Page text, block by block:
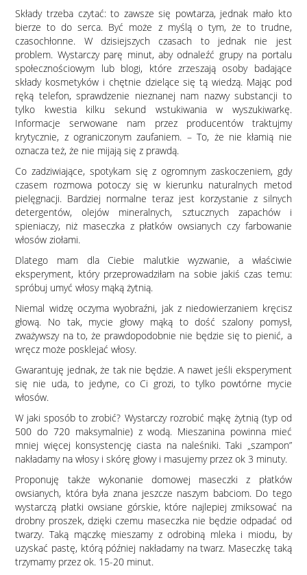
Składy trzeba czytać: to zawsze się powtarza, jednak mało kto
bierze to do serca. Być może z myślą o tym, że to trudne,
czasochłonne. W dzisiejszych czasach to jednak nie jest
problem. Wystarczy parę minut, aby odnaleźć grupy na portalu
społecznościowym lub blogi, które zrzeszają osoby badające
składy kosmetyków i chętnie dzielące się tą wiedzą. Mając pod
ręką telefon, sprawdzenie nieznanej nam nazwy substancji to
tylko kwestia kilku sekund wstukiwania w wyszukiwarkę.
Informacje serwowane nam przez producentów traktujmy
krytycznie, z ograniczonym zaufaniem. – To, że nie kłamią nie
oznacza też, że nie mijają się z prawdą.
Co zadziwiające, spotykam się z ogromnym zaskoczeniem, gdy
czasem rozmowa potoczy się w kierunku naturalnych metod
pielęgnacji. Bardziej normalne teraz jest korzystanie z silnych
detergentów, olejów mineralnych, sztucznych zapachów i
spieniaczy, niż maseczka z płatków owsianych czy farbowanie
włosów ziołami.
Dlatego mam dla Ciebie malutkie wyzwanie, a właściwie
eksperyment, który przeprowadziłam na sobie jakiś czas temu:
spróbuj umyć włosy mąką żytnią.
Niemal widzę oczyma wyobraźni, jak z niedowierzaniem kręcisz
głową. No tak, mycie głowy mąką to dość szalony pomysł,
zważywszy na to, że prawdopodobnie nie będzie się to pienić, a
wręcz może posklejać włosy.
Gwarantuję jednak, że tak nie będzie. A nawet jeśli eksperyment
się nie uda, to jedyne, co Ci grozi, to tylko powtórne mycie
włosów.
W jaki sposób to zrobić? Wystarczy rozrobić mąkę żytnią (typ od
500 do 720 maksymalnie) z wodą. Mieszanina powinna mieć
mniej więcej konsystencję ciasta na naleśniki. Taki „szampon”
nakładamy na włosy i skórę głowy i masujemy przez ok 3 minuty.
Proponuję także wykonanie domowej maseczki z płatków
owsianych, która była znana jeszcze naszym babciom. Do tego
wystarczą płatki owsiane górskie, które najlepiej zmiksować na
drobny proszek, dzięki czemu maseczka nie będzie odpadać od
twarzy. Taką mączkę mieszamy z odrobiną mleka i miodu, by
uzyskać pastę, którą później nakładamy na twarz. Maseczkę taką
trzymamy przez ok. 15-20 minut.